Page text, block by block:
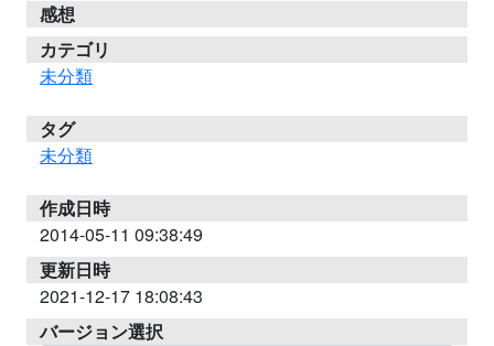
感想
カテゴリ
未分類
タグ
未分類
作成日時
2014-05-11 09:38:49
更新日時
2021-12-17 18:08:43
バージョン選択